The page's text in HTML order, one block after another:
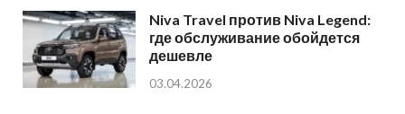
Niva Travel против Niva Legend:
где обслуживание обойдется
дешевле
03.04.2026